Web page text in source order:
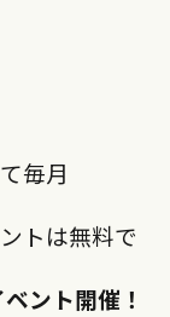
毎月
トは無料で
ント開催！